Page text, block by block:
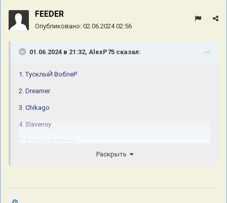
FEEDER
Опубликовано: 02.06.2024 02:56
01.06.2024 в 21:32, AlexP75 сказал:
1. ТусклыЙ ВоблеР
2. Dreamer
3. Chikago
4. Slavensy
5. Большой Шурик
Раскрыть